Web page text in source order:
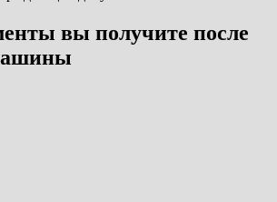
вы получите после